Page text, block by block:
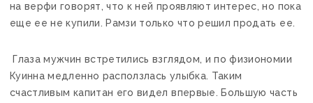
на верфи говорят, что к ней проявляют интерес, но пока
еще ее не купили. Рамзи только что решил продать ее.
Глаза мужчин встретились взглядом, и по физиономии
Куинна медленно расползлась улыбка. Таким
счастливым капитан его видел впервые. Большую часть